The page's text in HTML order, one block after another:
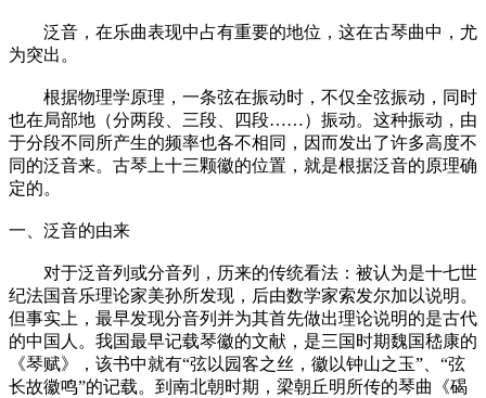
泛音，在乐曲表现中占有重要的地位，这在古琴曲中，尤
为突出。
根据物理学原理，一条弦在振动时，不仅全弦振动，同时
也在局部地（分两段、三段、四段……）振动。这种振动，由
于分段不同所产生的频率也各不相同，因而发出了许多高度不
同的泛音来。古琴上十三颗徽的位置，就是根据泛音的原理确
定的。
一、泛音的由来
对于泛音列或分音列，历来的传统看法：被认为是十七世
纪法国音乐理论家美孙所发现，后由数学家索发尔加以说明。
但事实上，最早发现分音列并为其首先做出理论说明的是古代
的中国人。我国最早记载琴徽的文献，是三国时期魏国嵇康的
《琴赋》，该书中就有“弦以园客之丝，徽以钟山之玉”、“弦
长故徽鸣”的记载。到南北朝时期，梁朝丘明所传的琴曲《碣